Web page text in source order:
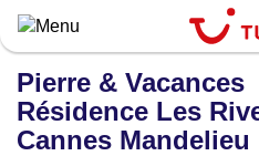
Overslaan
en
algemene
inhoud
Pierre & Vacances
Résidence Les
Cannes Mandelieu